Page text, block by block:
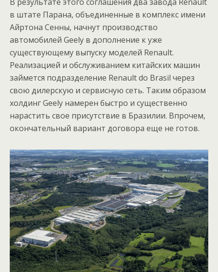
в штате Парана, объединенные в комплекс имени
Айртона Сенны, начнут производство
автомобилей Geely в дополнение к уже
существующему выпуску моделей Renault.
Реализацией и обслуживанием китайских машин
займется подразделение Renault do Brasil через
свою дилерскую и сервисную сеть. Таким образом
холдинг Geely намерен быстро и существенно
нарастить свое присутствие в Бразилии. Впрочем,
окончательный вариант договора еще не готов.